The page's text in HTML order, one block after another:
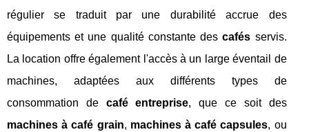
régulier se traduit par une durabilité accrue des
équipements et une qualité constante descafés servis.
La location offre également l'accès à un large éventail de
machines, adaptées aux différents types de
consommation de café entreprise, que ce soit des
machines à café grain, machines à café capsules, ou